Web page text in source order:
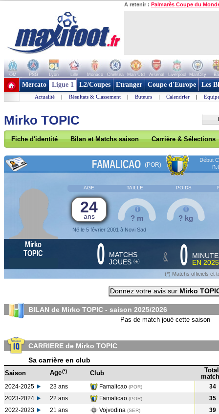
A retenir : Palmarès Coupe du
OM PSG Lyon Lille Monaco Chelsea Man Utd Arsenal Liverpool ManCity
+ de clubs
Mercato Ligue 1 L2/Coupes Etranger Coupe d'Europe Les
Actualité | Résultats & Classement | Buteurs | Calendrier |
Mirko TOPIC
Fiche d'identité Bilan et Matchs saison Carrière & Sélections
FAMALICAO (POR)
Début
AGE TAILLE POIDS
24
ans
Né le 5 février 2001 à Novi Sad
? m ? kg
Mirko
TOPIC
0 MATCHS
JOUES (*) & 0
EN
(*) Matchs officiels et
Donnez votre avis sur Mirko
BILAN de Mirko TOPIC - saison 2025/2026
Pas de match joué cette saison
CARRIERE de Mirko TOPIC
Sa carrière en club
Saison Age(*) Club
Total
2024-2025 23 ans Famalicao (POR)
34
2023-2024
22 ans Famalicao (POR)
35
2022-2023
21 ans Vojvodina (SER)
39